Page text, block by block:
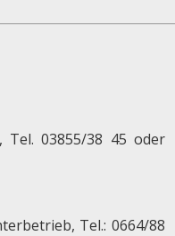
Tel. 03855/38 45 oder
Tel.: 0664/88